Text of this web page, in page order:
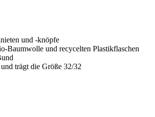
und -knöpfe
Baumwolle und recycelten Plastikflaschen
trägt die Größe 32/32